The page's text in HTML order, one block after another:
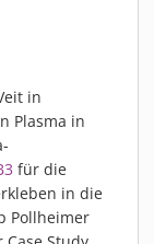
in
Plasma in
für die
in die
Pollheimer